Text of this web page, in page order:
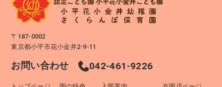
〒187-0002
東京都小平市花小金井2-9-11
お問い合わせ 042-461-9226